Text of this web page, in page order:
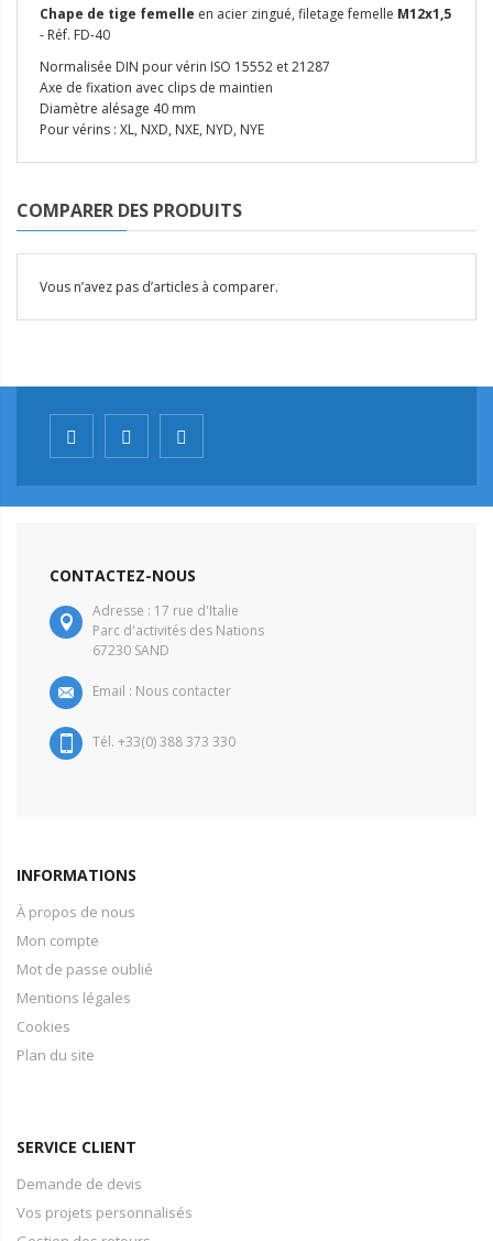
Chape de tige femelle en acier zingué, filetage femelle M12x1,5
- Réf. FD-40
Normalisée DIN pour vérin ISO 15552 et 21287
Axe de fixation avec clips de maintien
Diamètre alésage 40 mm
Pour vérins : XL, NXD, NXE, NYD, NYE
COMPARER DES PRODUITS
Vous n’avez pas d’articles à comparer.
CONTACTEZ-NOUS
Adresse : 17 rue d'Italie
Parc d'activités des Nations
67230 SAND
Email : Nous contacter
Tél. +33(0) 388 373 330
INFORMATIONS
À propos de nous
Mon compte
Mot de passe oublié
Mentions légales
Cookies
Plan du site
SERVICE CLIENT
Demande de devis
Vos projets personnalisés